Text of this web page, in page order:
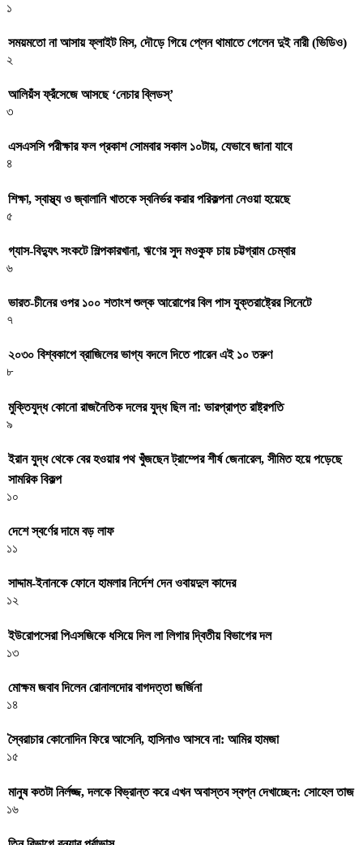
১
সময়মতো না আসায় ফ্লাইট মিস, দৌড়ে গিয়ে প্লেন থামাতে গেলেন দুই নারী (ভিডিও)
২
আলিয়ঁস ফ্রঁসেজে আসছে ‘নেচার ব্লিডস্’
৩
এসএসসি পরীক্ষার ফল প্রকাশ সোমবার সকাল ১০টায়, যেভাবে জানা যাবে
৪
শিক্ষা, স্বাস্থ্য ও জ্বালানি খাতকে স্বনির্ভর করার পরিকল্পনা নেওয়া হয়েছে
৫
গ্যাস-বিদ্যুৎ সংকটে শিল্পকারখানা, ঋণের সুদ মওকুফ চায় চট্টগ্রাম চেম্বার
৬
ভারত-চীনের ওপর ১০০ শতাংশ শুল্ক আরোপের বিল পাস যুক্তরাষ্ট্রের সিনেটে
৭
২০৩০ বিশ্বকাপে ব্রাজিলের ভাগ্য বদলে দিতে পারেন এই ১০ তরুণ
৮
মুক্তিযুদ্ধ কোনো রাজনৈতিক দলের যুদ্ধ ছিল না: ভারপ্রাপ্ত রাষ্ট্রপতি
৯
ইরান যুদ্ধ থেকে বের হওয়ার পথ খুঁজছেন ট্রাম্পের শীর্ষ জেনারেল, সীমিত হয়ে পড়েছে
সামরিক বিকল্প
১০
দেশে স্বর্ণের দামে বড় লাফ
১১
সাদ্দাম-ইনানকে ফোনে হামলার নির্দেশ দেন ওবায়দুল কাদের
১২
ইউরোপসেরা পিএসজিকে ধসিয়ে দিল লা লিগার দ্বিতীয় বিভাগের দল
১৩
মোক্ষম জবাব দিলেন রোনালদোর বাগদত্তা জর্জিনা
১৪
স্বৈরাচার কোনোদিন ফিরে আসেনি, হাসিনাও আসবে না: আমির হামজা
১৫
মানুষ কতটা নির্লজ্জ, দলকে বিভ্রান্ত করে এখন অবাস্তব স্বপ্ন দেখাচ্ছেন: সোহেল তাজ
১৬